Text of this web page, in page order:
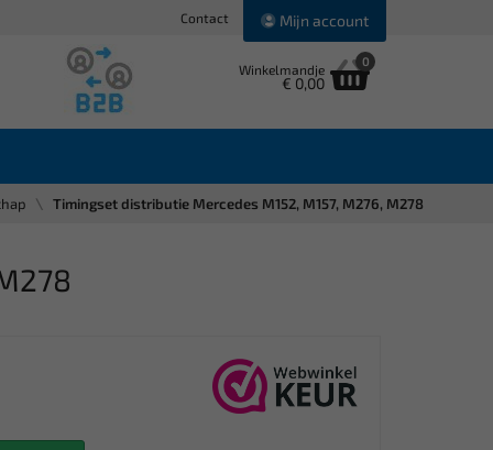
Contact Mijn account
Winkelmandje
€ 0,00
0
Timingset distributie Mercedes M152, M157, M276, M278